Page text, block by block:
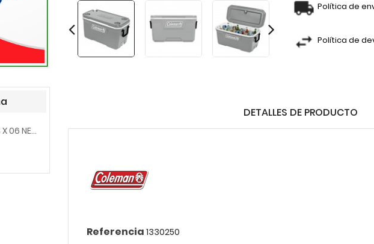
SET DE VASOS X 06 NERGIS...
LICUADORA 02 V. CLASICA...
JARRA HOOP 1500cc.
Política de
Política de
DETALLES DE PRODUCTO
Referencia 1330250